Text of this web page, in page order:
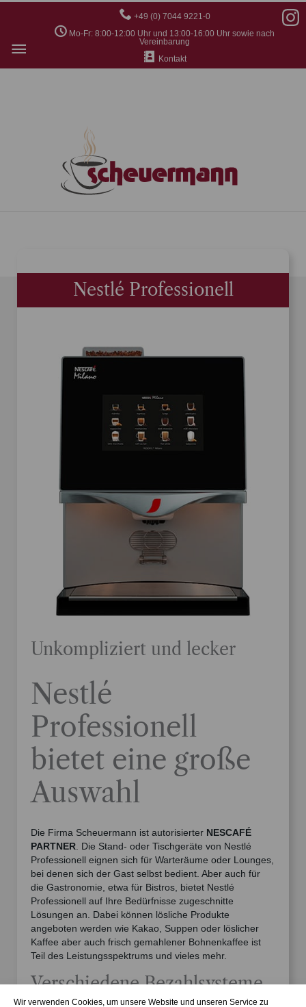
Wir verwenden Cookies, um unsere Website und unseren Service zu
+49 (0) 7044 9221-0
Mo-Fr: 8:00-12:00 Uhr und 13:00-16:00 Uhr sowie nach
Vereinbarung
Kontakt
Hauptmenü
Nestlé Professionell
Unkompliziert und lecker
Nestlé
Professionell
bietet eine große
Auswahl
Die Firma Scheuermann ist autorisierter NESCAFÉ
PARTNER . Die Stand- oder Tischgeräte von Nestlé
Professionell eignen sich für Warteräume oder Lounges,
bei denen sich der Gast selbst bedient. Aber auch für
die Gastronomie, etwa für Bistros, bietet Nestlé
Professionell auf Ihre Bedürfnisse zugeschnitte
Lösungen an. Dabei können lösliche Produkte
angeboten werden wie Kakao, Suppen oder löslicher
Kaffee aber auch frisch gemahlener Bohnenkaffee ist
Teil des Leistungsspektrums und vieles mehr.
Verschiedene Bezahlsysteme